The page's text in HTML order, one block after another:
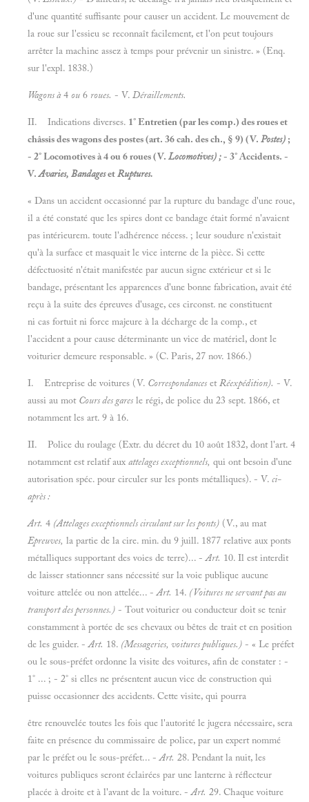
d'une quantité suffisante pour causer un accident. Le mouvement de
la roue sur l'essieu se reconnaît facilement, et l'on peut toujours
arrêter la machine assez à temps pour prévenir un sinistre. » (Enq.
sur l'expl. 1838.)
Wagonsà4 ou 6 roues. - V. Déraillements.
II. Indications diverses. 1° Entretien (par les comp.) des roues et
châssis des wagons des postes (art. 36 cah. des ch., § 9) (V. Postes) ;
- 2° Locomotives à 4 ou 6 roues (V. Locomotives);- 3° Accidents. -
V.Avaries, BandagesetRuptures.
« Dans un accident occasionné par la rupture du bandage d'une roue,
il a été constaté que les spires dont ce bandage était formé n'avaient
pas intérieurem. toute l'adhérence nécess. ; leur soudure n'existait
qu'à la surface et masquait le vice interne de la pièce. Si cette
défectuosité n'était manifestée par aucun signe extérieur et si le
bandage, présentant les apparences d'une bonne fabrication, avait été
reçu à la suite des épreuves d'usage, ces circonst. ne constituent
ni cas fortuit ni force majeure à la décharge de la comp., et
l'accident a pour cause déterminante un vice de matériel, dont le
voiturier demeure responsable. » (C. Paris, 27 nov. 1866.)
I. Entreprise de voitures (V. Correspondances etRéexpédition). - V.
aussi au mot Cours des gares le régi, de police du 23 sept. 1866, et
notamment les art. 9 à 16.
II. Police du roulage (Extr. du décret du 10 août 1832, dont l'art. 4
notamment est relatif aux attelages exceptionnels, qui ont besoin d'une
autorisation spéc. pour circuler sur les ponts métalliques). - V. ci-
après :
Art. 4 (Attelages exceptionnels circulant sur les ponts) (V., au mat
Epreuves, la partie de la cire. min. du 9 juill. 1877 relative aux ponts
métalliques supportant des voies de terre)... -Art. 10. Il est interdit
de laisser stationner sans nécessité sur la voie publique aucune
voiture attelée ou non attelée... -Art. 14. (Voitures ne servant pas au
transport des personnes.) - Tout voiturier ou conducteur doit se tenir
constamment à portée de ses chevaux ou bêtes de trait et en position
de les guider. -Art. 18. (Messageries, voitures publiques.) - « Le préfet
ou le sous-préfet ordonne la visite des voitures, afin de constater : -
1° ... ; - 2° si elles ne présentent aucun vice de construction qui
puisse occasionner des accidents. Cette visite, qui pourra
être renouvelée toutes les fois que l'autorité le jugera nécessaire, sera
faite en présence du commissaire de police, par un expert nommé
par le préfet ou le sous-préfet... -Art. 28. Pendant la nuit, les
voitures publiques seront éclairées par une lanterne à réflecteur
placée à droite et à l'avant de la voiture. -Art. 29. Chaque voiture